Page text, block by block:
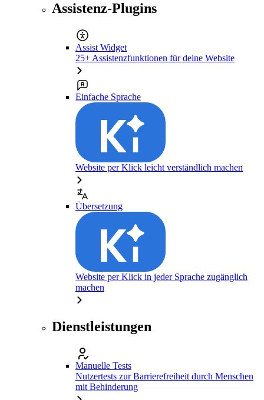
Assistenz-Plugins
Assist Widget
25+ Assistenzfunktionen für deine Website
Einfache Sprache
Website per Klick leicht verständlich machen
Übersetzung
Website per Klick in jeder Sprache zugänglich
machen
Dienstleistungen
Manuelle Tests
Nutzertests zur Barrierefreiheit durch Menschen
mit Behinderung